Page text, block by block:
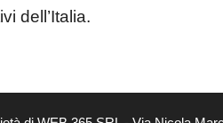
dell’Italia.